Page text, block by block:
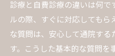
気になる質問から見分
歯医者の特徴を質
良い歯医者が応え
診療と自費診療の違いは何
ルの際、すぐに対応しても
な質問は、安心して通院する
す。こうした基本的な質問を